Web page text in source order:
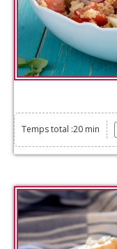
Temps total :20 min